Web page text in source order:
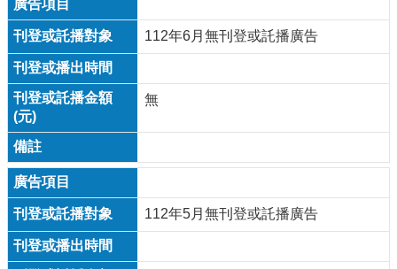
112年6月無刊登或託播廣告
無
112年5月無刊登或託播廣告